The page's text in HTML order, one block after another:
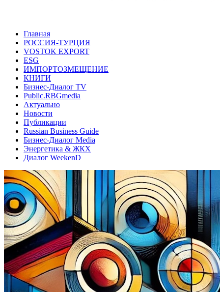
Главная
РОССИЯ-ТУРЦИЯ
VOSTOK EXPORT
ESG
ИМПОРТОЗМЕЩЕНИЕ
КНИГИ
Бизнес-Диалог TV
Public.RBGmedia
Актуально
Новости
Публикации
Russian Business Guide
Бизнес-Диалог Media
Энергетика & ЖКХ
Диалог WeekenD